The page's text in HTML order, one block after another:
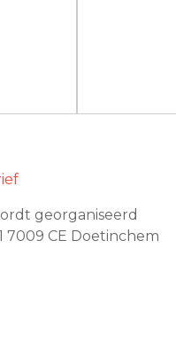
georganiseerd
7009 CE Doetinchem